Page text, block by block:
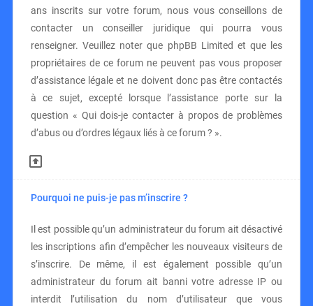
ans inscrits sur votre forum, nous vous conseillons de
contacter un conseiller juridique qui pourra vous
renseigner. Veuillez noter que phpBB Limited et que les
propriétaires de ce forum ne peuvent pas vous proposer
d’assistance légale et ne doivent donc pas être contactés
à ce sujet, excepté lorsque l’assistance porte sur la
question « Qui dois-je contacter à propos de problèmes
d’abus ou d’ordres légaux liés à ce forum ? ».
Pourquoi ne puis-je pas m’inscrire ?
Il est possible qu’un administrateur du forum ait désactivé
les inscriptions afin d’empêcher les nouveaux visiteurs de
s’inscrire. De même, il est également possible qu’un
administrateur du forum ait banni votre adresse IP ou
interdit l’utilisation du nom d’utilisateur que vous